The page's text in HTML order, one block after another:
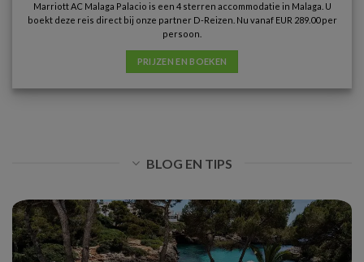
Marriott AC Malaga Palacio is een 4 sterren accommodatie in Malaga. U
boekt deze reis direct bij onze partner D-Reizen. Nu vanaf EUR 289.00 per
persoon.
PRIJZEN EN BOEKEN
BLOG EN TIPS